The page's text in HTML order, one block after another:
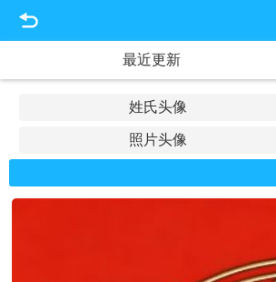
最近更新
姓氏头像
照片头像